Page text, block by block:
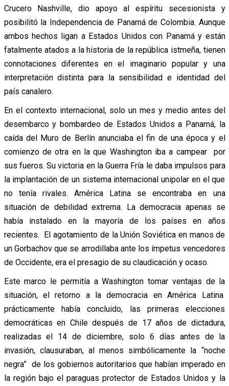
Crucero Nashville, dio apoyo al espíritu secesionista y
posibilitó la Independencia de Panamá de Colombia. Aunque
ambos hechos ligan a Estados Unidos con Panamá y están
fatalmente atados a la historia de la república istmeña, tienen
connotaciones diferentes en el imaginario popular y una
interpretación distinta para la sensibilidad e identidad del
país canalero.
En el contexto internacional, solo un mes y medio antes del
desembarco y bombardeo de Estados Unidos a Panamá, la
caída del Muro de Berlín anunciaba el fin de una época y el
comienzo de otra en la que Washington iba a campear por
sus fueros. Su victoria en la Guerra Fría le daba impulsos para
la implantación de un sistema internacional unipolar en el que
no tenía rivales. América Latina se encontraba en una
situación de debilidad extrema. La democracia apenas se
había instalado en la mayoría de los países en años
recientes. El agotamiento de la Unión Soviética en manos de
un Gorbachov que se arrodillaba ante los ímpetus vencedores
de Occidente, era el presagio de su claudicación y ocaso.
Este marco le permitía a Washington tomar ventajas de la
situación, el retorno a la democracia en América Latina
prácticamente había concluido, las primeras elecciones
democráticas en Chile después de 17 años de dictadura,
realizadas el 14 de diciembre, solo 6 días antes de la
invasión, clausuraban, al menos simbólicamente la “noche
negra” de los gobiernos autoritarios que habían imperado en
la región bajo el paraguas protector de Estados Unidos y la